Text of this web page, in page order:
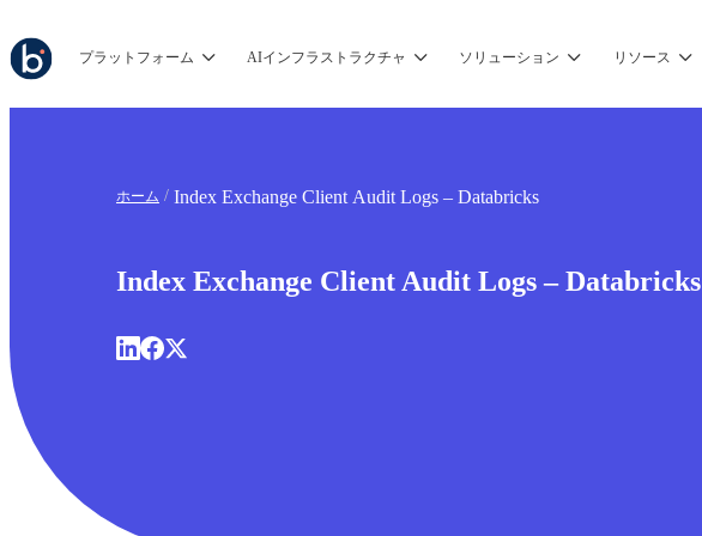
プラットフォーム AIインフラストラクチャ ソリューション リソース
ホーム Index Exchange Client Audit Logs – Databricks
Index Exchange Client Audit Logs – Databricks